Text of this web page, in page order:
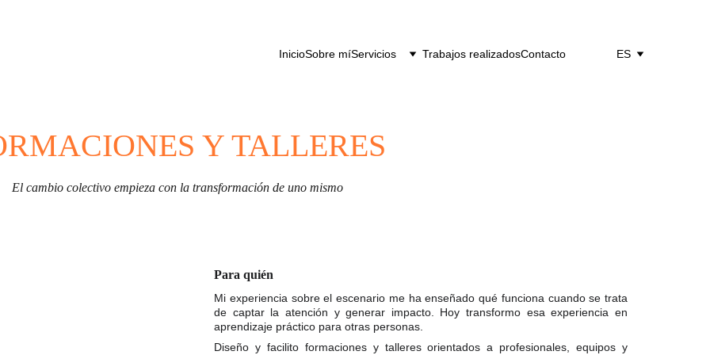
InicioSobre míServicios Trabajos realizadosContacto ES
El cambio colectivo empieza con la transformación de uno mismo
Y TALLERES
Para quién
Mi experiencia sobre el escenario me ha enseñado qué funciona cuando se trata
de captar la atención y generar impacto. Hoy transformo esa experiencia en
aprendizaje práctico para otras personas.
Diseño y facilito formaciones y talleres orientados a profesionales, equipos y